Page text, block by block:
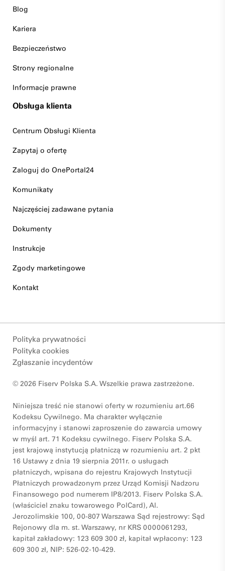
Blog
Kariera
Bezpieczeństwo
Strony regionalne
Informacje prawne
Obsługa klienta
Centrum Obsługi Klienta
Zapytaj o ofertę
Zaloguj do OnePortal24
Komunikaty
Najczęściej zadawane pytania
Dokumenty
Instrukcje
Zgody marketingowe
Kontakt
Polityka prywatności
Polityka cookies
Zgłaszanie incydentów
© 2026 Fiserv Polska S.A. Wszelkie prawa zastrzeżone.
Niniejsza treść nie stanowi oferty w rozumieniu art.66
Kodeksu Cywilnego. Ma charakter wyłącznie
informacyjny i stanowi zaproszenie do zawarcia umowy
w myśl art. 71 Kodeksu cywilnego. Fiserv Polska S.A.
jest krajową instytucją płatniczą w rozumieniu art. 2 pkt
16 Ustawy z dnia 19 sierpnia 2011r. o usługach
płatniczych, wpisana do rejestru Krajowych Instytucji
Płatniczych prowadzonym przez Urząd Komisji Nadzoru
Finansowego pod numerem IP8/2013. Fiserv Polska S.A.
(właściciel znaku towarowego PolCard), Al.
Jerozolimskie 100, 00-807 Warszawa Sąd rejestrowy: Sąd
Rejonowy dla m. st. Warszawy, nr KRS 0000061293,
kapitał zakładowy: 123 609 300 zł, kapitał wpłacony: 123
609 300 zł, NIP: 526-02-10-429.